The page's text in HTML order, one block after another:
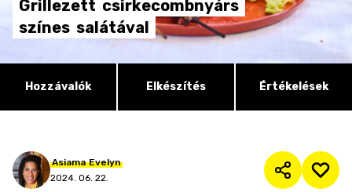
Grillezett csirkecombnyárs
színes salátával
Hozzávalók Elkészítés Értékelések
Asiama Evelyn
2024. 06. 22.